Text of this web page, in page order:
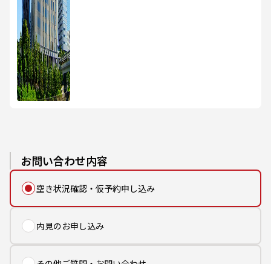
お問い合わせ内容
空き状況確認・仮予約申し込み
内見のお申し込み